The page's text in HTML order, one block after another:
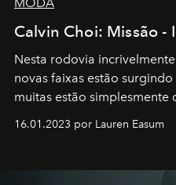
Calvin Choi: Missão -
Nesta rodovia
novas faixas estão
muitas estão simplesmente
transportador AMTD
por propósitos, com um
16.01.2023 por Lauren Easum